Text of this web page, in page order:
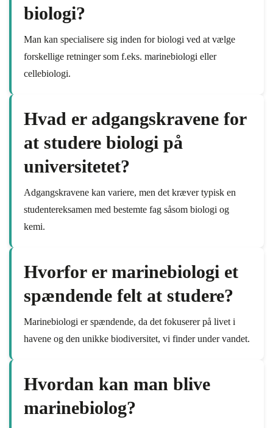
biologi?
Man kan specialisere sig inden for biologi ved at vælge
forskellige retninger som f.eks. marinebiologi eller
cellebiologi.
Hvad er adgangskravene for
at studere biologi på
universitetet?
Adgangskravene kan variere, men det kræver typisk en
studentereksamen med bestemte fag såsom biologi og
kemi.
Hvorfor er marinebiologi et
spændende felt at studere?
Marinebiologi er spændende, da det fokuserer på livet i
havene og den unikke biodiversitet, vi finder under vandet.
Hvordan kan man blive
marinebiolog?